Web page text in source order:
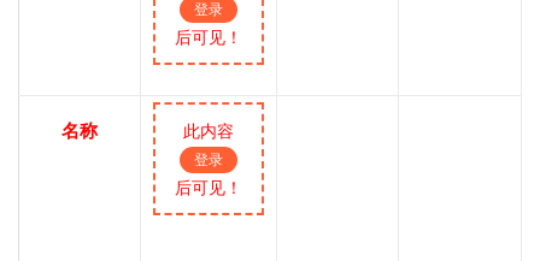
登录
后可见！
名称 此内容
登录
后可见！